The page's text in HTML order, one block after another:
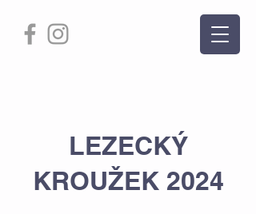
LEZECKÝ
KROUŽEK 2024